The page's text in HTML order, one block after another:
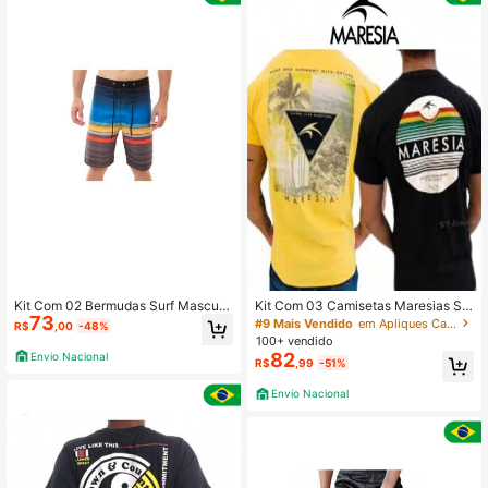
Kit Com 02 Bermudas Surf Masculi
na Tactél Com Elastano Praia , Verã
o, Piscina , Estampas Variadas
R$73 ,00 -48%
Envio Nacional
Kit Com 03 Camisetas Maresias Su
rf Masculina Algodão Estampas nas
Costas Praia , Verão Multicolorido
#9 Mais Vendido
em Apliques Camisetas masculinas
100+ vendido
R$82 ,99 -51%
Envio Nacional